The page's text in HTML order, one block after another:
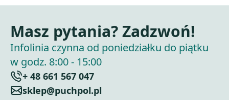
Masz pytania? Zadzwoń!
Infolinia czynna od poniedziałku do piątku
w godz. 8:00 - 15:00
+ 48 661 567 047
sklep@puchpol.pl